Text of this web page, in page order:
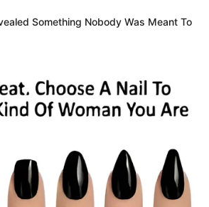
(in Augsburg ein Feiertag):
26 °C warmes 25 m-
mit fünf Bahnen, einen Drei-Meter-
°C warmes Lehrschwimmbecken und
Bad ist auch der Saunabereich mit
verschämte Besucher enthalten - und
die üblicherweise keine
Something Nobody Was Meant To